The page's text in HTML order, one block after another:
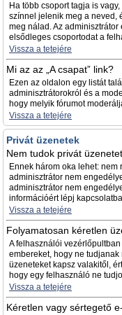
Ha több csoport tagja is
színnel jelenik meg a neved,
meg nálad. Az
elsődleges csoportodat a
Vissza a tetejére
Mi az az „A csapat” link?
Ezen az oldalon egy listát
adminisztrátorokról és a
hogy melyik fórumot
Vissza a tetejére
Privát üzenetek
Nem tudok privát
Ennek három oka lehet:
adminisztrátor nem
adminisztrátor nem
információért lépj
Vissza a tetejére
Folyamatosan kéretlen
A felhasználói
embereket, hogy ne
üzeneteket kapsz valakitől,
hogy egy felhasználó ne
Vissza a tetejére
Kéretlen vagy sértegető